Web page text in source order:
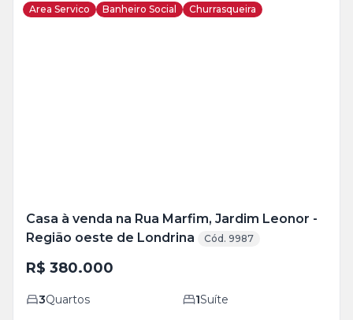
Area Servico Banheiro Social Churrasqueira
Casa à venda na Rua Marfim, Jardim Leonor -
Região oeste de Londrina
Cód. 9987
R$ 380.000
3Quartos 1Suíte